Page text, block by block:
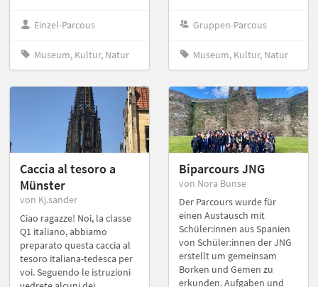
Einzel-Parcous
Museum, Kultur, Natur
Gruppen-Parcous
Museum, Kultur, Natur
Caccia al tesoro a
Münster
von Kj.sander
Ciao ragazze! Noi, la classe
Q1 italiano, abbiamo
preparato questa caccia al
tesoro italiana-tedesca per
voi. Seguendo le istruzioni
Biparcours JNG
von Nora Bunse
Der Parcours wurde für
einen Austausch mit
Schüler:innen aus Spanien
von Schüler:innen der JNG
erstellt um gemeinsam
Borken und Gemen zu
erkunden. Aufgaben und